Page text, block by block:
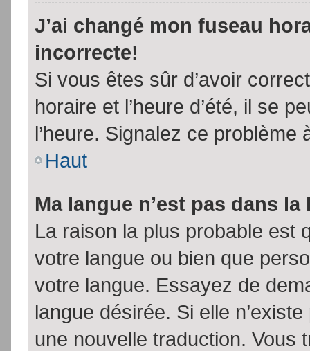
J’ai changé mon fuseau
incorrecte!
Si vous êtes sûr d’avoir
horaire et l’heure d’été, il se
l’heure. Signalez ce problème
Haut
Ma langue n’est pas dans la
La raison la plus probable est
votre langue ou bien que
votre langue. Essayez de
langue désirée. Si elle
une nouvelle traduction. Vous